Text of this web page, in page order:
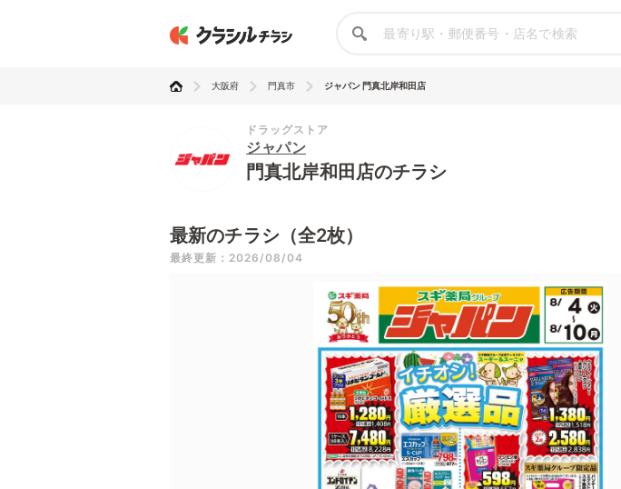
大阪府 門真市 ジャパン 門真北岸和田店
ドラッグストア
ジャパン
門真北岸和田店のチラシ
最新のチラシ（全2枚）
最終更新：2026/08/04